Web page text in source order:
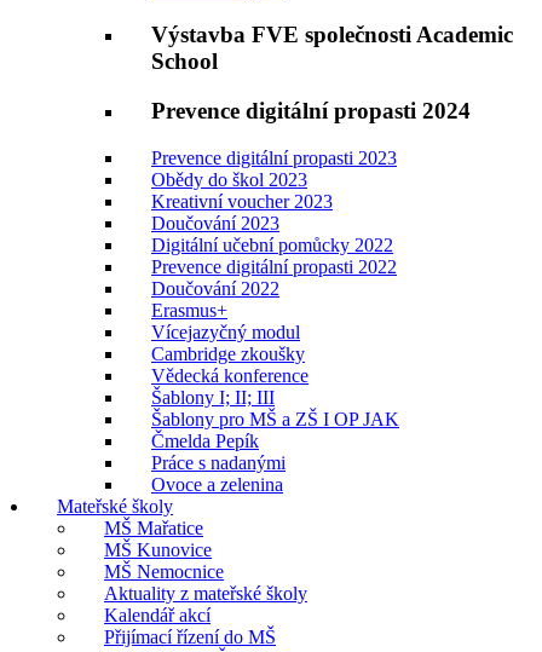
Výstavba FVE společnosti Academic
School
Prevence digitální propasti 2024
Prevence digitální propasti 2023
Obědy do škol 2023
Kreativní voucher 2023
Doučování 2023
Digitální učební pomůcky 2022
Prevence digitální propasti 2022
Doučování 2022
Erasmus+
Vícejazyčný modul
Cambridge zkoušky
Vědecká konference
Šablony I; II; III
Šablony pro MŠ a ZŠ I OP JAK
Čmelda Pepík
Práce s nadanými
Ovoce a zelenina
Mateřské školy
MŠ Mařatice
MŠ Kunovice
MŠ Nemocnice
Aktuality z mateřské školy
Kalendář akcí
Přijímací řízení do MŠ